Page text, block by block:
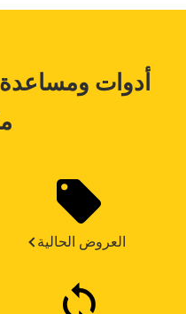
أدوات
العروض الحالية